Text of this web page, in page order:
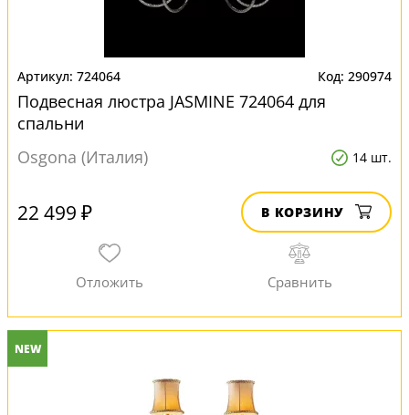
724064 290974
Подвесная люстра JASMINE 724064 для
спальни
Osgona (Италия)
14 шт.
22 499 ₽ В КОРЗИНУ
NEW